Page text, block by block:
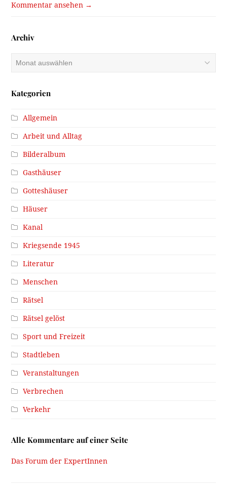
Kommentar ansehen →
Archiv
Kategorien
Allgemein
Arbeit und Alltag
Bilderalbum
Gasthäuser
Gotteshäuser
Häuser
Kanal
Kriegsende 1945
Literatur
Menschen
Rätsel
Rätsel gelöst
Sport und Freizeit
Stadtleben
Veranstaltungen
Verbrechen
Verkehr
Alle Kommentare auf einer Seite
Das Forum der ExpertInnen